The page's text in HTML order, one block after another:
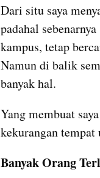
Dari situ saya
padahal
kampus, tetap
Namun di balik
banyak hal.
Yang membuat
kekurangan
Banyak Orang